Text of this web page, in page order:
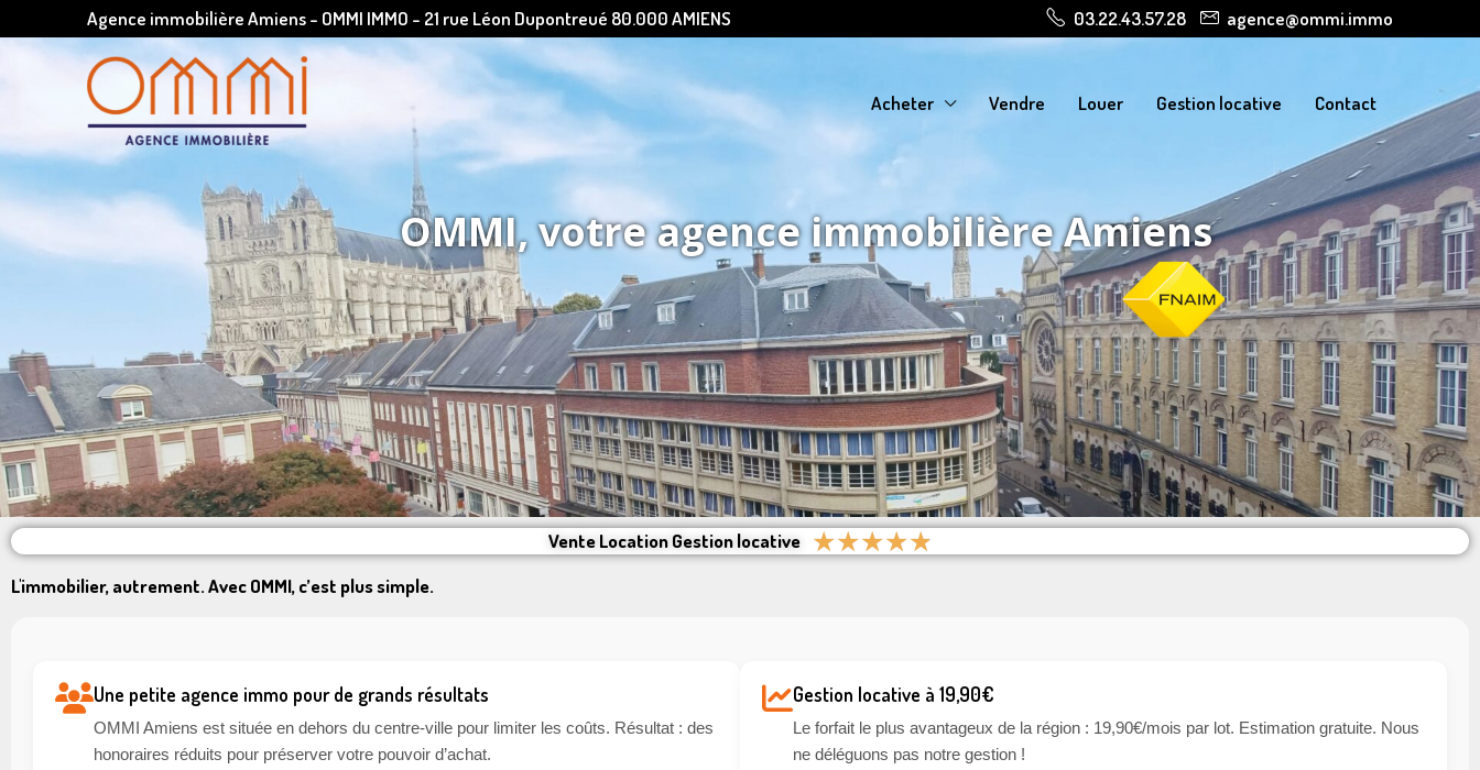
Agence immobilière Amiens - OMMI IMMO - 21 rue Léon Dupontreué 80.000 AMIENS 03.22.43.57.28 agence@ommi.immo
Acheter Vendre Louer Gestion locative Contact
OMMI, votre agence immobilière Amiens
Vente Location Gestion locative ★★★★★
L'immobilier, autrement. Avec OMMI, c’est plus simple.
Une petite agence immo pour de grands résultats
OMMI Amiens est située en dehors du centre-ville pour limiter les coûts. Résultat : des
honoraires réduits pour préserver votre pouvoir d’achat.
Gestion locative à 19,90€
Le forfait le plus avantageux de la région : 19,90€/mois par lot. Estimation gratuite. Nous
ne déléguons pas notre gestion !